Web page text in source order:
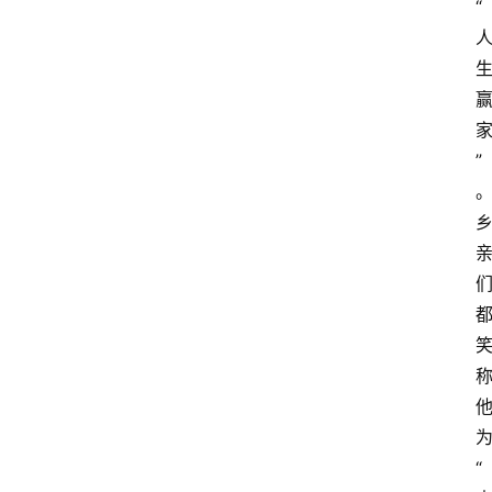
“
人
生
赢
家
”
。
乡
亲
们
都
笑
称
他
为
“